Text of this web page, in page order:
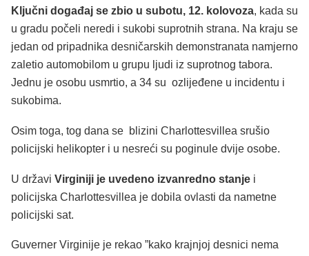
Ključni događaj se zbio u subotu, 12. kolovoza, kada su
u gradu počeli neredi i sukobi suprotnih strana. Na kraju se
jedan od pripadnika desničarskih demonstranata namjerno
zaletio automobilom u grupu ljudi iz suprotnog tabora.
Jednu je osobu usmrtio, a 34 su ozlijeđene u incidentu i
sukobima.
Osim toga, tog dana se blizini Charlottesvillea srušio
policijski helikopter i u nesreći su poginule dvije osobe.
U državi Virginiji je uvedeno izvanredno stanje i
policijska Charlottesvillea je dobila ovlasti da nametne
policijski sat.
Guverner Virginije je rekao ”kako krajnjoj desnici nema